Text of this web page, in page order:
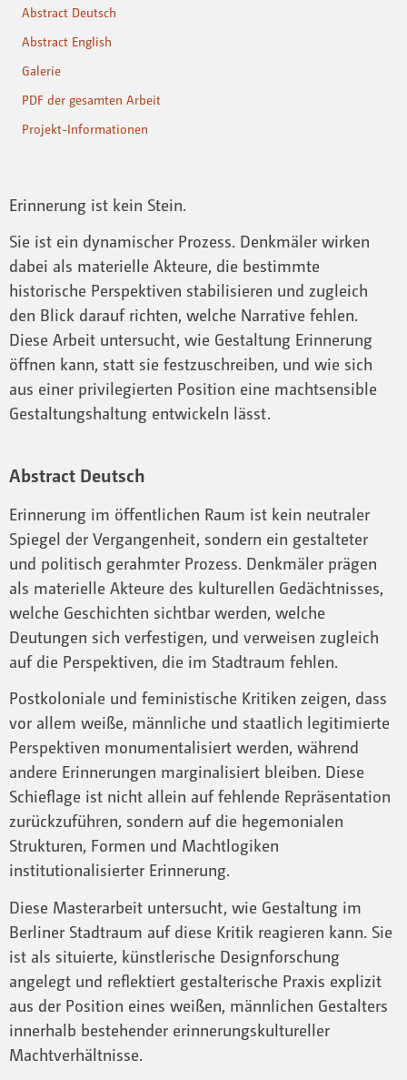
Abstract Deutsch
Abstract English
Galerie
PDF der gesamten Arbeit
Projekt-Informationen
Erinnerung ist kein Stein.
Sie ist ein dynamischer Prozess. Denkmäler wirken
dabei als materielle Akteure, die bestimmte
historische Perspektiven stabilisieren und zugleich
den Blick darauf richten, welche Narrative fehlen.
Diese Arbeit untersucht, wie Gestaltung Erinnerung
öffnen kann, statt sie festzuschreiben, und wie sich
aus einer privilegierten Position eine machtsensible
Gestaltungshaltung entwickeln lässt.
Abstract Deutsch
Erinnerung im öffentlichen Raum ist kein neutraler
Spiegel der Vergangenheit, sondern ein gestalteter
und politisch gerahmter Prozess. Denkmäler prägen
als materielle Akteure des kulturellen Gedächtnisses,
welche Geschichten sichtbar werden, welche
Deutungen sich verfestigen, und verweisen zugleich
auf die Perspektiven, die im Stadtraum fehlen.
Postkoloniale und feministische Kritiken zeigen, dass
vor allem weiße, männliche und staatlich legitimierte
Perspektiven monumentalisiert werden, während
andere Erinnerungen marginalisiert bleiben. Diese
Schieflage ist nicht allein auf fehlende Repräsentation
zurückzuführen, sondern auf die hegemonialen
Strukturen, Formen und Machtlogiken
institutionalisierter Erinnerung.
Diese Masterarbeit untersucht, wie Gestaltung im
Berliner Stadtraum auf diese Kritik reagieren kann. Sie
ist als situierte, künstlerische Designforschung
angelegt und reflektiert gestalterische Praxis explizit
aus der Position eines weißen, männlichen Gestalters
innerhalb bestehender erinnerungskultureller
Machtverhältnisse.